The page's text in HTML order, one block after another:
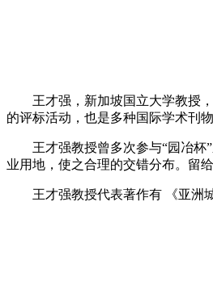
王才强，新加坡国立大学教授，
的评标活动，也是多种国际学术刊
王才强教授曾多次参与“园冶杯”
业用地，使之合理的交错分布。留
王才强教授代表著作有 《亚洲城